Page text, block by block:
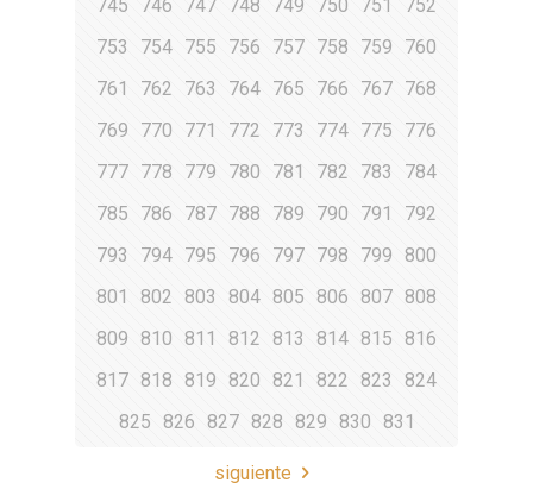
745 746 747 748 749 750 751
752
753
754 755 756 757 758 759
760
761
762 763 764 765 766 767 768
769
770 771 772 773 774 775
776
777 778 779 780 781 782 783
784
785
786 787 788 789 790 791
792
793
794 795 796 797 798 799
800
801
802 803 804 805 806 807 808
809
810 811 812 813 814 815
816
817 818 819 820 821 822 823
824
825
826 827 828 829 830 831
siguiente